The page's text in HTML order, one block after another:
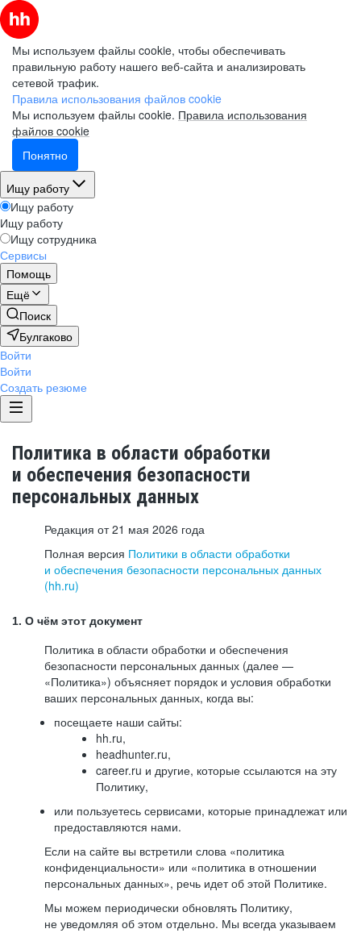
Мы используем файлы cookie, чтобы обеспечивать
правильную работу нашего веб-сайта и анализировать
сетевой трафик.
Правила использования файлов cookie
Мы используем файлы cookie. Правила использования
файлов cookie
Понятно
Ищу работу
Ищу работу
Ищу работу
Ищу сотрудника
Сервисы
Помощь
Ещё
Поиск
Булгаково
Войти
Войти
Создать резюме
Политика в области обработки
и обеспечения безопасности
персональных данных
Редакция от 21 мая 2026 года
Полная версия Политики в области обработки
и обеспечения безопасности персональных данных
(hh.ru)
1. О чём этот документ
Политика в области обработки и обеспечения
безопасности персональных данных (далее —
«Политика») объясняет порядок и условия обработки
ваших персональных данных, когда вы:
посещаете наши сайты:
hh.ru,
headhunter.ru,
career.ru и другие, которые ссылаются на эту
Политику,
или пользуетесь сервисами, которые принадлежат или
предоставляются нами.
Если на сайте вы встретили слова «политика
конфиденциальности» или «политика в отношении
персональных данных», речь идет об этой Политике.
Мы можем периодически обновлять Политику,
не уведомляя об этом отдельно. Мы всегда указываем